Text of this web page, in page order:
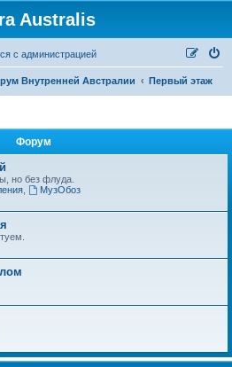
Australis
ся с администрацией
Внутренней Австралии Первый этаж
Форум
но без флуда.
,
МузОбоз